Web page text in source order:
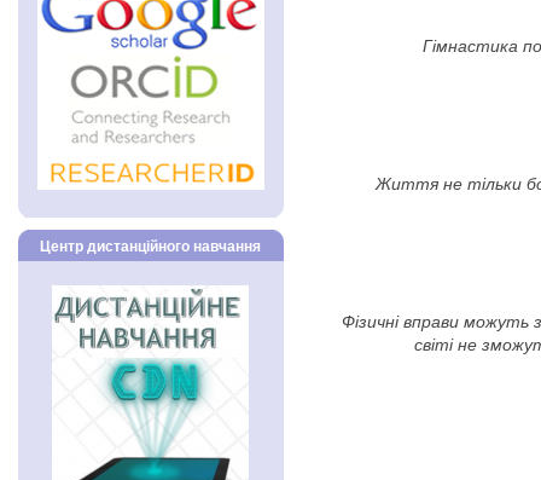
Центр дистанційного навчання
Гімнастика
Життя не тільки
Фізичні вправи можуть
світі не